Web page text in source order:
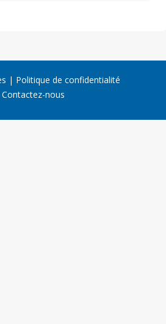
Politique de confidentialité
Contactez-nous